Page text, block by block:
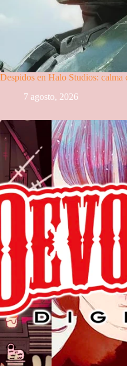
Despidos en Halo Studios: calma
7 agosto, 2026